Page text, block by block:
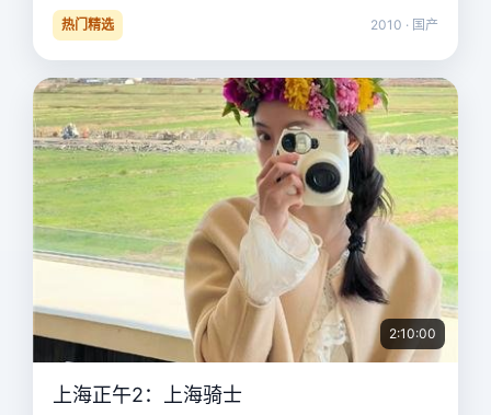
热门精选 2010 · 国产
2:10:00
上海正午2：上海骑士